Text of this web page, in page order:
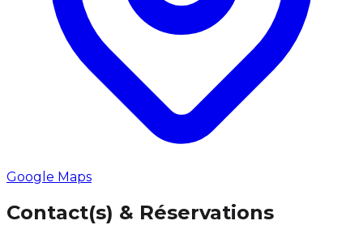
Google Maps
Contact(s) & Réservations